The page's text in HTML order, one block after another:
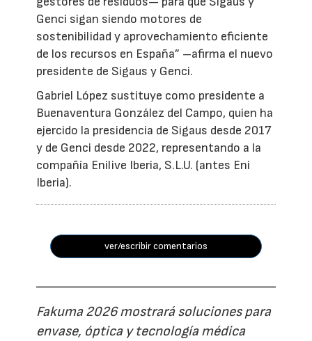
Genci sigan siendo motores de
sostenibilidad y aprovechamiento eficiente
de los recursos en España” –afirma el nuevo
presidente de Sigaus y Genci.
Gabriel López sustituye como presidente a
Buenaventura González del Campo, quien ha
ejercido la presidencia de Sigaus desde 2017
y de Genci desde 2022, representando a la
compañía Enilive Iberia, S.L.U. (antes Eni
Iberia).
ver/escribir comentarios
Fakuma 2026 mostrará soluciones para
envase, óptica y tecnología médica